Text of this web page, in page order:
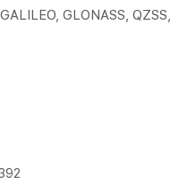
GLONASS, QZSS,